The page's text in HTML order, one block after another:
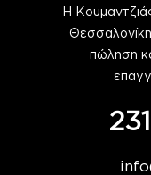
Η
πώληση